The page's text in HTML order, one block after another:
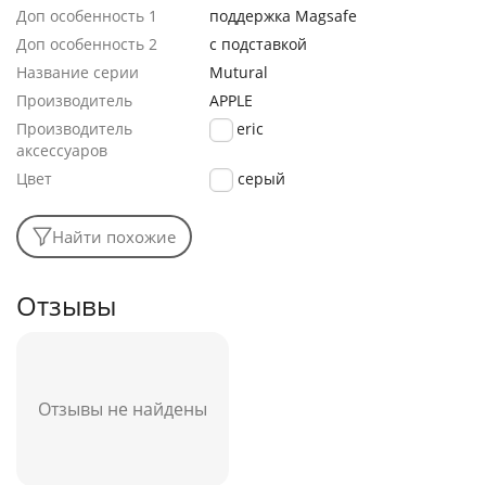
Доп особенность 1
поддержка Magsafe
Доп особенность 2
с подставкой
Название серии
Mutural
Производитель
APPLE
Производитель
аксессуаров
generic
Цвет серый
Найти похожие
Отзывы
Отзывы не найдены